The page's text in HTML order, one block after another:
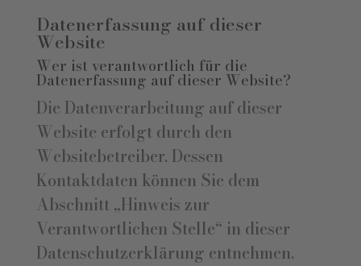
Datenerfassung auf dieser
Website
Wer ist verantwortlich für die
Datenerfassung auf dieser Website?
Die Datenverarbeitung auf dieser
Website erfolgt durch den
Websitebetreiber. Dessen
Kontaktdaten können Sie dem
Abschnitt „Hinweis zur
Verantwortlichen Stelle“ in dieser
Datenschutzerklärung entnehmen.